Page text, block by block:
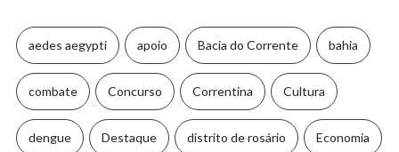
aedes aegypti apoio Bacia do Corrente bahia
combate Concurso Correntina Cultura
dengue Destaque distrito de rosário Economia